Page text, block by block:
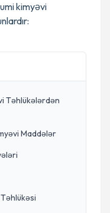
kimyəvi
Təhlükələrdən
Maddələr